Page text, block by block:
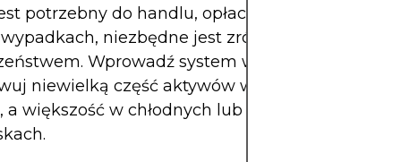
potrzebny do handlu, opłacania rachunków
wypadkach, niezbędne jest zrównoważenie
Wprowadź system wielopoziomowy:
niewielką część aktywów w łatwo
a większość w chłodnych lub zamkniętych